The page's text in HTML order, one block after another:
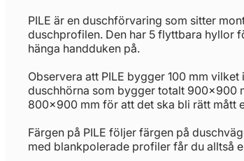
PILE är en duschförvaring som sitter
duschprofilen. Den har 5 flyttbara hyllor
hänga handduken på.
Observera att PILE bygger 100 mm
duschhörna som bygger totalt 900x900
800x900 mm för att det ska bli rätt mått
Färgen på PILE följer färgen på
med blankpolerade profiler får du alltså